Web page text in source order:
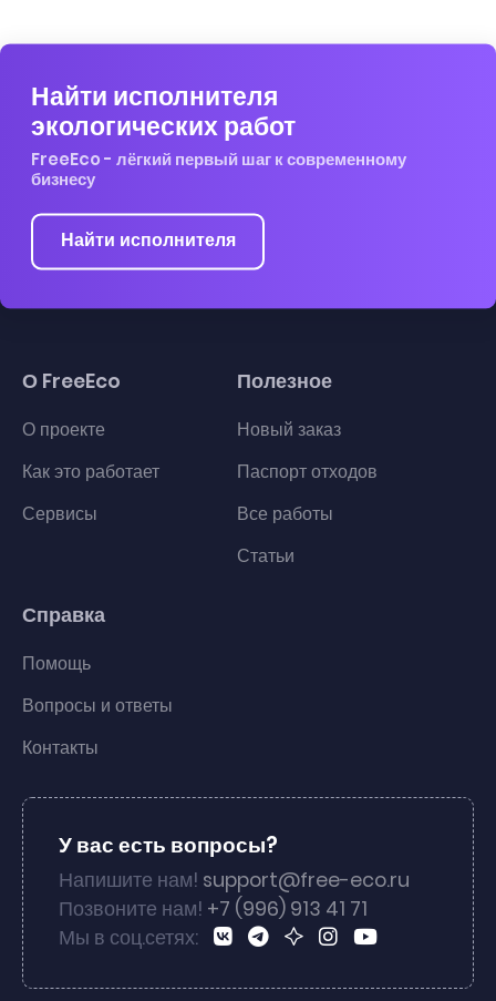
Найти исполнителя
экологических работ
FreeEco - лёгкий первый шаг к современному
бизнесу
Найти исполнителя
О FreeEco
О проекте
Как это работает
Сервисы
Полезное
Новый заказ
Паспорт отходов
Все работы
Статьи
Справка
Помощь
Вопросы и ответы
Контакты
У вас есть вопросы?
Напишите нам! support@free-eco.ru
Позвоните нам! +7 (996) 913 41 71
Мы в соц.сетях: